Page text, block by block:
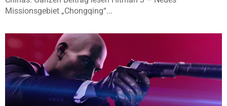
Missionsgebiet „Chongqing“...